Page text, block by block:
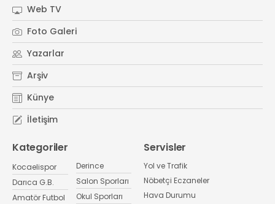
Web TV
Foto Galeri
Yazarlar
Arşiv
Künye
İletişim
Kategoriler
Kocaelispor
Darıca G.B.
Amatör Futbol
Derince
Salon Sporları
Okul Sporları
Servisler
Yol ve Trafik
Nöbetçi Eczaneler
Hava Durumu